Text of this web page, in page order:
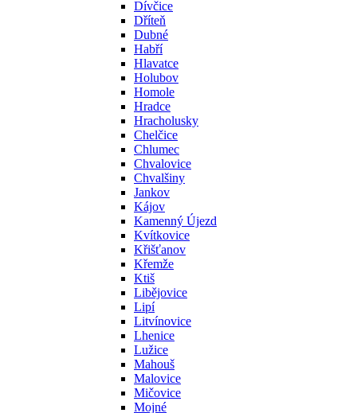
Dívčice
Dříteň
Dubné
Habří
Hlavatce
Holubov
Homole
Hradce
Hracholusky
Chelčice
Chlumec
Chvalovice
Chvalšiny
Jankov
Kájov
Kamenný Újezd
Kvítkovice
Křišťanov
Křemže
Ktiš
Libějovice
Lipí
Litvínovice
Lhenice
Lužice
Mahouš
Malovice
Mičovice
Mojné